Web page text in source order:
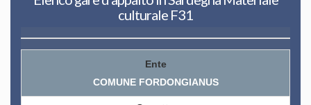
culturale F31
COMUNE FORDONGIANUS